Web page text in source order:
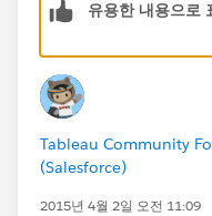
유용한 내용으로
Tableau Community
(Salesforce)
2015년 4월 2일 오전 11:09